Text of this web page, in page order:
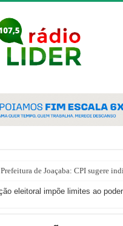
de Joaçaba: CPI sugere
eleitoral impõe limites ao